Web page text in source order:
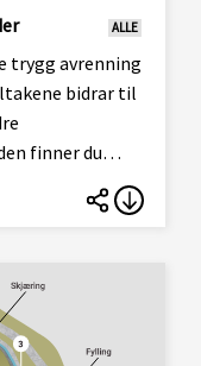
ALLE
trygg avrenning
bidrar til
finner du